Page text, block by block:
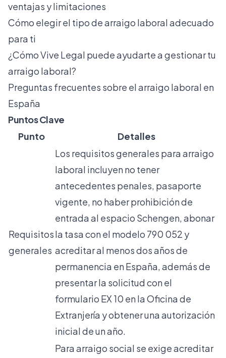
ventajas y limitaciones
Cómo elegir el tipo de arraigo laboral adecuado
para ti
¿Cómo Vive Legal puede ayudarte a gestionar tu
arraigo laboral?
Preguntas frecuentes sobre el arraigo laboral en
España
Puntos Clave
Punto
Detalles
Requisitos
generales
Los requisitos generales para arraigo
laboral incluyen no tener
antecedentes penales, pasaporte
vigente, no haber prohibición de
entrada al espacio Schengen, abonar
la tasa con el modelo 790 052 y
acreditar al menos dos años de
permanencia en España, además de
presentar la solicitud con el
formulario EX 10 en la Oficina de
Extranjería y obtener una autorización
inicial de un año.
Para arraigo social se exige acreditar